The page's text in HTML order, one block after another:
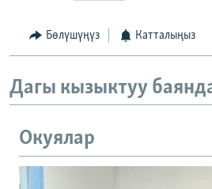
Бөлүшүңүз Катталыңыз
Дагы кызыктуу
Окуялар